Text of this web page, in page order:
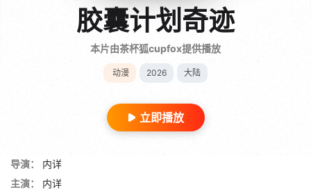
胶囊计划奇迹
本片由茶杯狐cupfox提供播放
动漫 2026 大陆
立即播放
导演：
内详
主演：
内详